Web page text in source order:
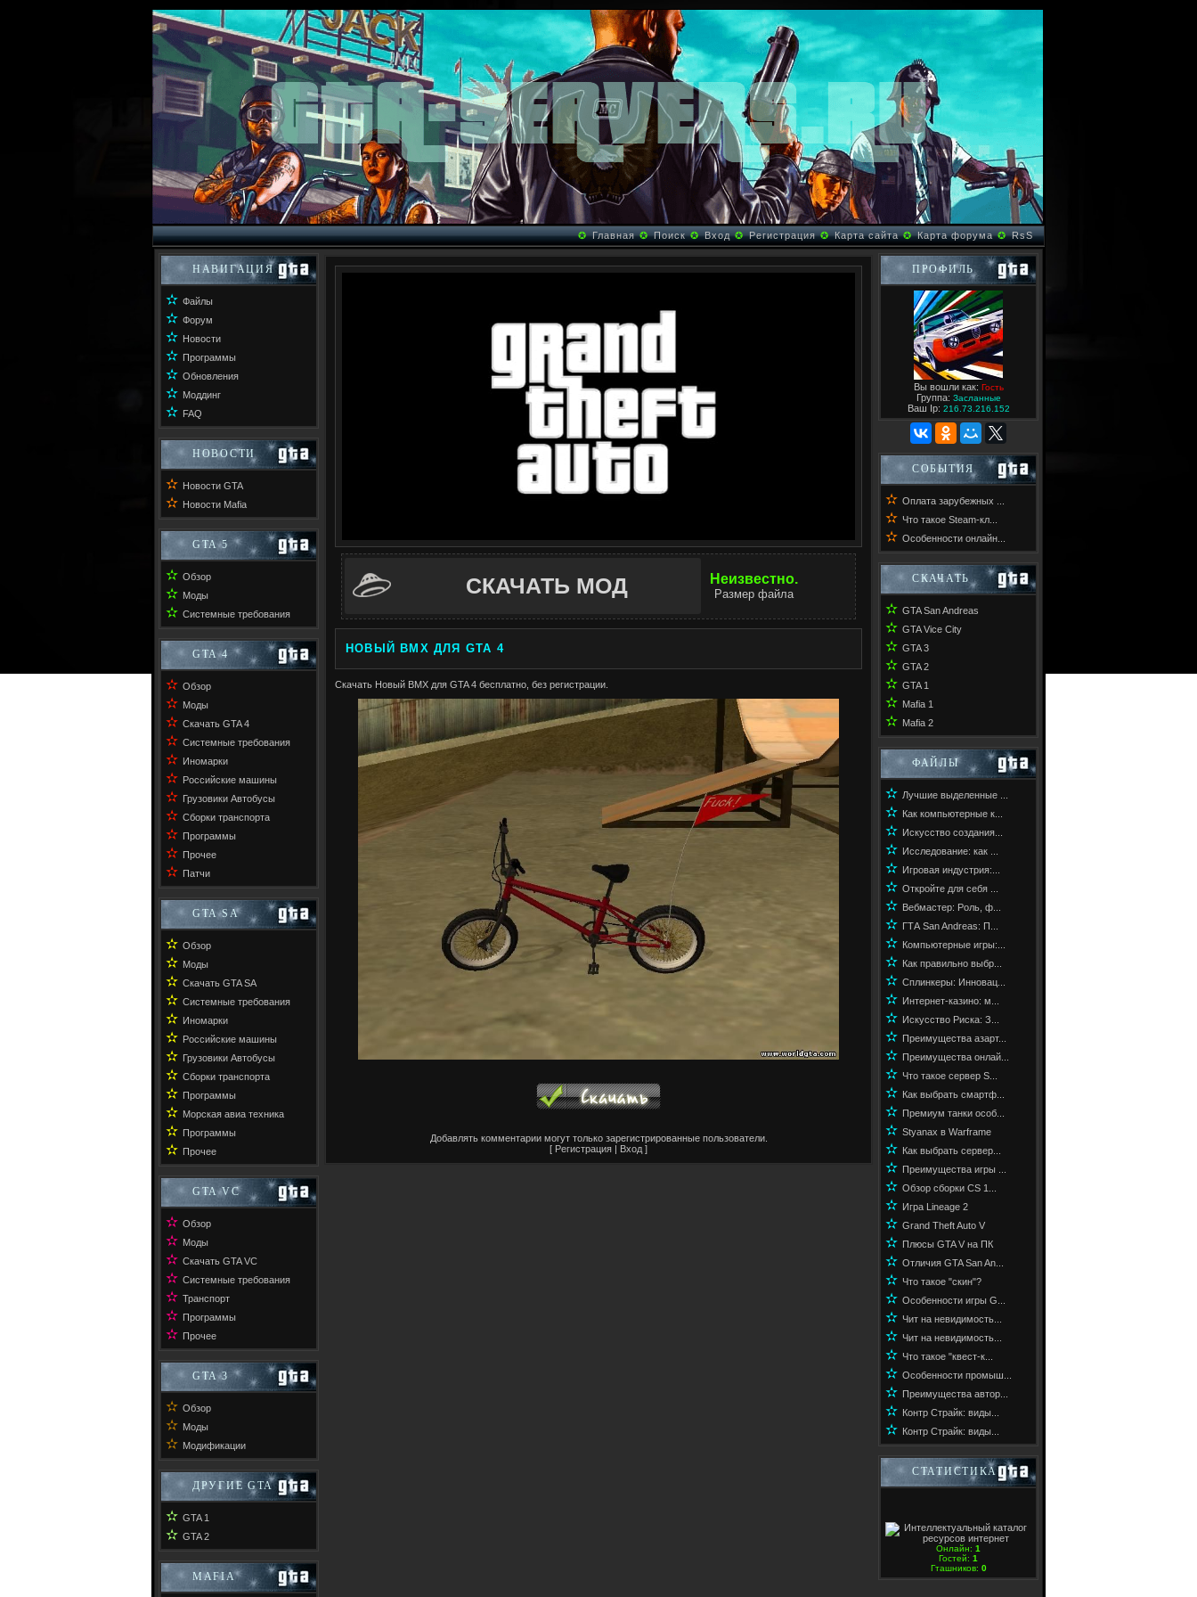
✪Главная✪Поиск✪Вход✪Регистрация✪Карта сайта✪Карта форума✪RsS
НАВИГАЦИЯ
✫ Файлы
✫ Форум
✫ Новости
✫ Программы
✫ Обновления
✫ Моддинг
✫ FAQ
НОВОСТИ
✫ Новости GTA
✫ Новости Mafia
GTA 5
✫ Обзор
✫ Моды
✫ Системные требования
GTA 4
✫ Обзор
✫ Моды
✫ Скачать GTA 4
✫ Системные требования
✫ Иномарки
✫ Российские машины
✫ Грузовики Автобусы
✫ Сборки транспорта
✫ Программы
✫ Прочее
✫ Патчи
GTA SA
✫ Обзор
✫ Моды
✫ Скачать GTA SA
✫ Системные требования
✫ Иномарки
✫ Российские машины
✫ Грузовики Автобусы
✫ Сборки транспорта
✫ Программы
✫ Морская авиа техника
✫ Программы
✫ Прочее
GTA VC
✫ Обзор
✫ Моды
✫ Скачать GTA VC
✫ Системные требования
✫ Транспорт
✫ Программы
✫ Прочее
GTA 3
✫ Обзор
✫ Моды
✫ Модификации
ДРУГИЕ GTA
✫ GTA 1
✫ GTA 2
MAFIA
СКАЧАТЬ МОД Неизвестно.
Размер файла
НОВЫЙ BMX ДЛЯ GTA 4
Скачать Новый BMX для GTA 4 бесплатно, без регистрации.
Добавлять комментарии могут только зарегистрированные пользователи.
[ Регистрация Вход ]
ПРОФИЛЬ
Вы вошли как: Гость
Группа: Засланные
Ваш Ip: 216.73.216.152
СОБЫТИЯ
✫ Оплата зарубежных ...
✫ Что такое Steam-кл...
✫ Особенности онлайн...
СКАЧАТЬ
✫ GTA San Andreas
✫ GTA Vice City
✫ GTA 3
✫ GTA 2
✫ GTA 1
✫ Mafia 1
✫ Mafia 2
ФАЙЛЫ
✫ Лучшие выделенные ...
✫ Как компьютерные к...
✫ Искусство создания...
✫ Исследование: как ...
✫ Игровая индустрия:...
✫ Откройте для себя ...
✫ Вебмастер: Роль, ф...
✫ ГТА San Andreas: П...
✫ Компьютерные игры:...
✫ Как правильно выбр...
✫ Сплинкеры: Инновац...
✫ Интернет-казино: м...
✫ Искусство Риска: З...
✫ Преимущества азарт...
✫ Преимущества онлай...
✫ Что такое сервер S...
✫ Как выбрать смартф...
✫ Премиум танки особ...
✫ Styanax в Warframe
✫ Как выбрать сервер...
✫ Преимущества игры ...
✫ Обзор сборки CS 1...
✫ Игра Lineage 2
✫ Grand Theft Auto V
✫ Плюсы GTA V на ПК
✫ Отличия GTA San An...
✫ Что такое "скин"?
✫ Особенности игры G...
✫ Чит на невидимость...
✫ Чит на невидимость...
✫ Что такое "квест-к...
✫ Особенности промыш...
✫ Преимущества автор...
✫ Контр Страйк: виды...
✫ Контр Страйк: виды...
СТАТИСТИКА
Онлайн: 1
Гостей: 1
Гташников: 0